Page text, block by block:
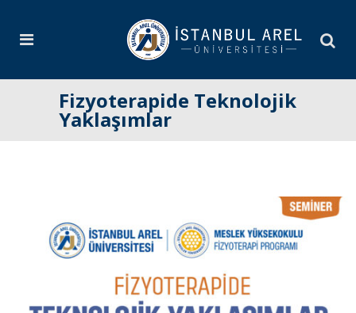
Fizyoterapide Teknolojik
Yaklaşımlar